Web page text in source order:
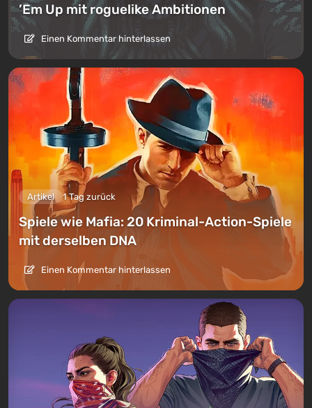
’Em Up mit roguelike Ambitionen
Einen Kommentar hinterlassen
Artikel 1 Tag zurück
Spiele wie Mafia: 20 Kriminal-Action-Spiele
mit derselben DNA
Einen Kommentar hinterlassen